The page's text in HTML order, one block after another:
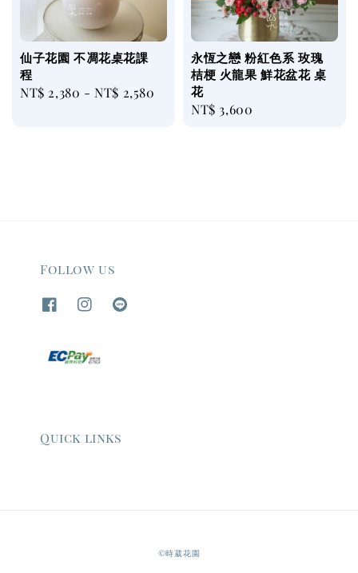
仙子花園 不凋花桌花課
程
Regular
NT$ 2,380 -NT$ 2,580
永恆之戀 粉紅色系 玫瑰
桔梗 火龍果 鮮花盆花 桌
花
Regular
NT$ 3,600
Follow us
Quick links
©時葳花園